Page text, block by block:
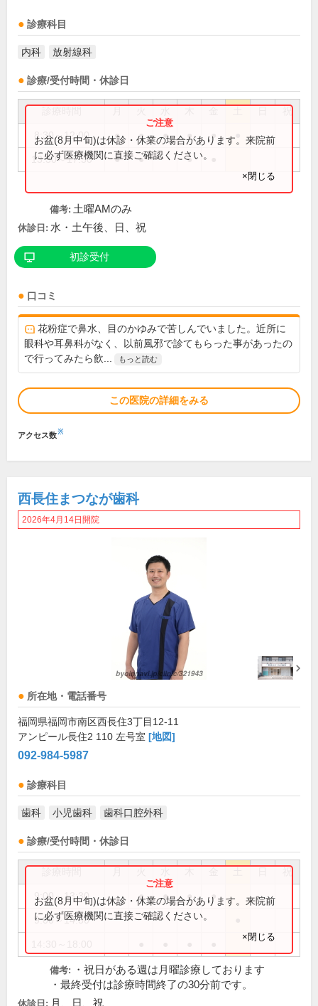
診療科目
内科 放射線科
診療/受付時間・休診日
祝
8:30～12:00 ● ● ● ● ●
13:30～17:30 ● ● ●
お盆(8月中旬)は休診・休業の場合があります。来院前
に必ず医療機関に直接ご確認ください。
×閉じる
備考: 土曜AMのみ
休診日: 水・土午後、日、祝
初診受付
口コミ
花粉症で鼻水、目のかゆみで苦しんでいました。近所に
眼科や耳鼻科がなく、以前風邪で診てもらった事があったの
で行ってみたら飲...
もっと読む
この医院の詳細をみる
アクセス数※
西長住まつなが歯科
2026年4月14日開院
所在地・電話番号
福岡県福岡市南区西長住3丁目12-11
アンピール長住2 110 左号室 [地図]
092-984-5987
診療科目
歯科 小児歯科 歯科口腔外科
診療/受付時間・休診日
祝
9:00～13:30 ● ● ● ●
9:00～14:30
お盆(8月中旬)は休診・休業の場合があります。来院前
に必ず医療機関に直接ご確認ください。
×閉じる
備考:
・祝日がある週は月曜診療しております
・最終受付は診療時間終了の30分前です。
休診日: 月、日、祝